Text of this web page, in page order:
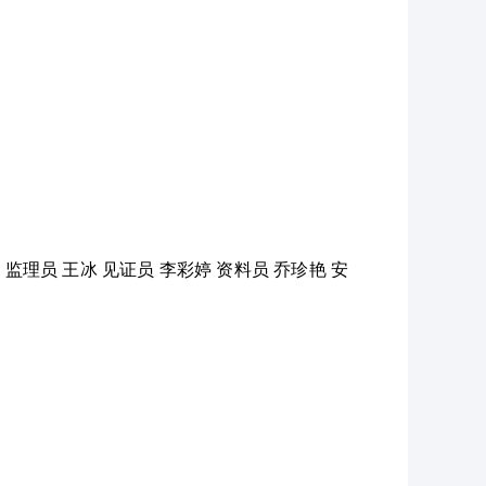
理员 王冰 见证员 李彩婷 资料员 乔珍艳 安